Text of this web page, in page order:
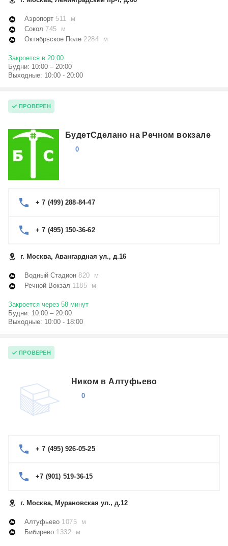
Аэропорт 511 м
Сокол 745 м
Октябрьское Поле 2284 м
Закроется в 20:00
Будни: 10:00 – 20:00
Выходные: 10:00 - 20:00
ПРОВЕРЕН
БудетСделано на Речном вокзале
0
+ 7 (499) 288-84-47
+ 7 (495) 150-36-62
г. Москва, Авангардная ул., д.16
Водный Стадион 820 м
Речной Вокзал 1185 м
Закроется через 58 минут
Будни: 10:00 – 20:00
Выходные: 10:00 - 18:00
ПРОВЕРЕН
Ником в Алтуфьево
0
+ 7 (495) 926-05-25
+7 (901) 519-36-15
г. Москва, Мурановская ул., д.12
Алтуфьево 1075 м
Бибирево 1332 м